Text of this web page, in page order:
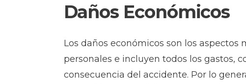
Daños Económicos
Los daños económicos son los aspectos
personales e incluyen todos los gastos,
consecuencia del accidente. Por lo